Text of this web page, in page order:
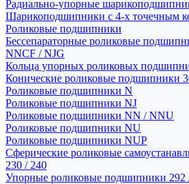
Радиально-упорные
Шарикоподшипники с 4-х точечным
Роликовые подшипники
Бессепараторные роликовые
NNCF / NJG
Кольца упорных роликовых
Конические роликовые подшипники
Роликовые подшипники N
Роликовые подшипники NJ
Роликовые подшипники NN / NNU
Роликовые подшипники NU
Роликовые подшипники NUP
Сферические роликовые
230 / 240
Упорные роликовые подшипники 292